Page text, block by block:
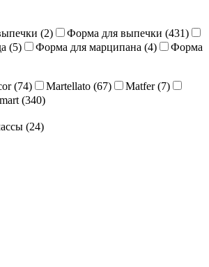
(2) Форма для выпечки (431)
(5) Форма для марципана (4)
Форма
(74) Martellato (67) Matfer (7)
(340)
(24)